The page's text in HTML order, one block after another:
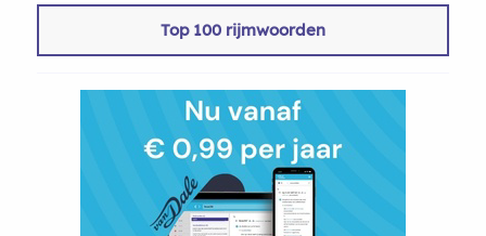
Top 100 rijmwoorden